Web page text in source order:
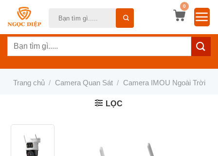
dung
0
Tìm
Trang chủ / Camera Quan Sát / Camera IMOU Ngoài Trời
LỌC